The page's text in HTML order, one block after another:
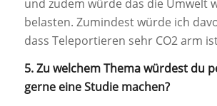
und zudem würde das die Umwelt
belasten. Zumindest würde ich
dass Teleportieren sehr CO2 arm
5. Zu welchem Thema würdest du
gerne eine Studie machen?